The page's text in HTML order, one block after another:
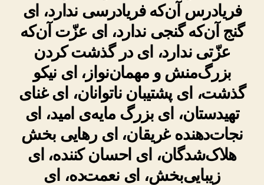
فریادرس آن‌که فریادرسی ندارد، ای
گنج آن‌که گنجی ندارد، ای عزّت آن‌که
عزّتی ندارد، ای در گذشت کردن
بزرگ‌منش و مهمان‌نواز، ای نیکو
گذشت، ای پشتیبان ناتوانان، ای غنای
تهیدستان، ای بزرگ مایه‌ی امید، ای
نجات‌دهنده غریقان، ای رهایی بخش
هلاک‌شدگان، ای احسان کننده، ای
زیبایی‌بخش، ای نعمت‌ده، ای